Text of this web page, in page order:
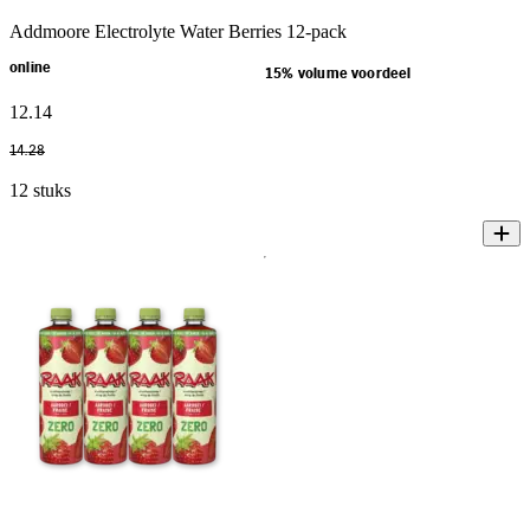
Addmoore Electrolyte Water Berries 12-pack
online 15% volume voordeel
12.14
14.28
12 stuks